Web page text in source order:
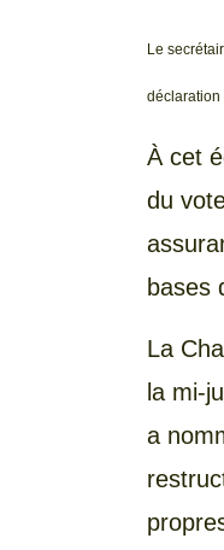
Le
déclaration
À cet
du
bases
La
la mi-
a